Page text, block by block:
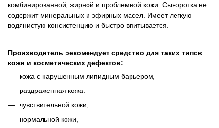
комбинированной, жирной и проблемной кожи. Сыворотка не
содержит минеральных и эфирных масел. Имеет легкую
водянистую консистенцию и быстро впитывается.
Производитель рекомендует средство для таких типов
кожи и косметических дефектов:
кожа с нарушенным липидным барьером,
раздраженная кожа.
чувствительной кожи,
нормальной кожи,